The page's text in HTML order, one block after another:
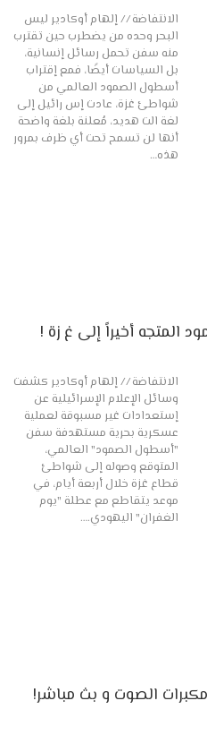
الانتفاضة // إلهام أوكادير ليس
البحر وحده من يضطرب حين تقترب
منه سفن تحمل رسائل إنسانية،
بل السياسات أيضًا، فمع إقتراب
أسطول الصمود العالمي من
شواطئ غزة، عادت إس رائيل إلى
لغة الت هديد، مُعلنة بلغة واضحة
أنها لن تسمح تحت أي ظرف بمرور
هذه…
المتجه أخيراً إلى غ زة !
الانتفاضة // إلهام أوكادير كشفت
وسائل الإعلام الإسرائيلية عن
إستعدادات غير مسبوقة لعملية
عسكرية بحرية مستهدفة سفن
"أسطول الصمود" العالمي،
المتوقع وصوله إلى شواطئ
قطاع غزة خلال أربعة أيام، في
موعد يتقاطع مع عطلة "يوم
الغفران" اليهودي.…
الصوت و بث مباشر!